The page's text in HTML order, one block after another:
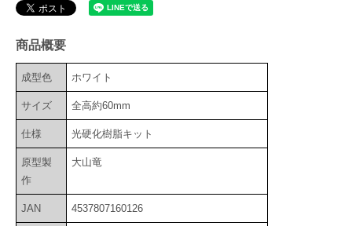
商品概要
成型色 ホワイト
サイズ 全高約60mm
仕様 光硬化樹脂キット
原型製
作
大山竜
JAN 4537807160126